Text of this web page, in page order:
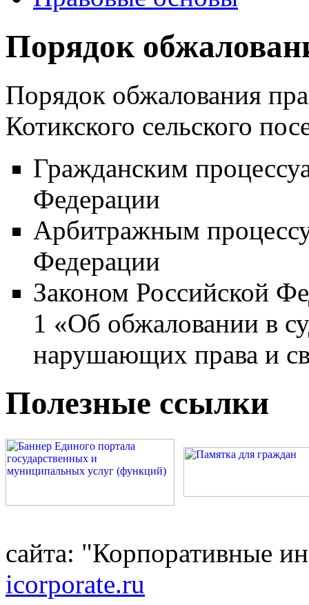
Порядок
Порядок обжалования
Котикского сельского
Гражданским
Федерации
Арбитражным
Федерации
Законом Российской
1 «Об обжаловании в
нарушающих права и
Полезные ссылки
сайта: "Корпоративные
icorporate.ru